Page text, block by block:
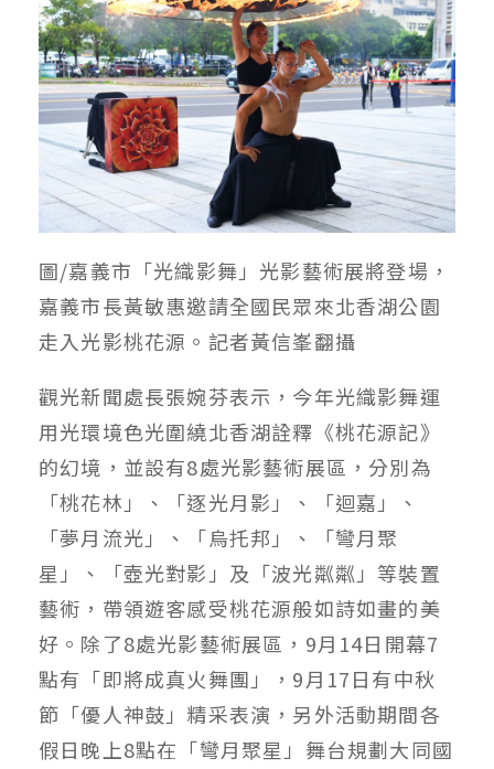
圖/嘉義市「光織影舞」光影藝術展將登場，
嘉義市長黃敏惠邀請全國民眾來北香湖公園
走入光影桃花源。記者黃信峯翻攝
觀光新聞處長張婉芬表示，今年光織影舞運
用光環境色光圍繞北香湖詮釋《桃花源記》
的幻境，並設有8處光影藝術展區，分別為
「桃花林」、「逐光月影」、「迴嘉」、
「夢月流光」、「烏托邦」、「彎月聚
星」、「壺光對影」及「波光粼粼」等裝置
藝術，帶領遊客感受桃花源般如詩如畫的美
好。除了8處光影藝術展區，9月14日開幕7
點有「即將成真火舞團」，9月17日有中秋
節「優人神鼓」精采表演，另外活動期間各
假日晚上8點在「彎月聚星」舞台規劃大同國